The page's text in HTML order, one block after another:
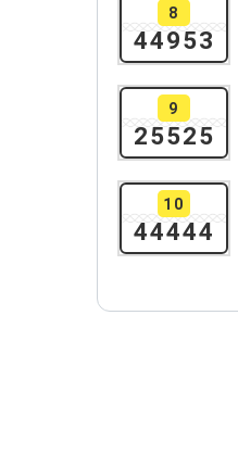
8
44953
9
25525
10
44444